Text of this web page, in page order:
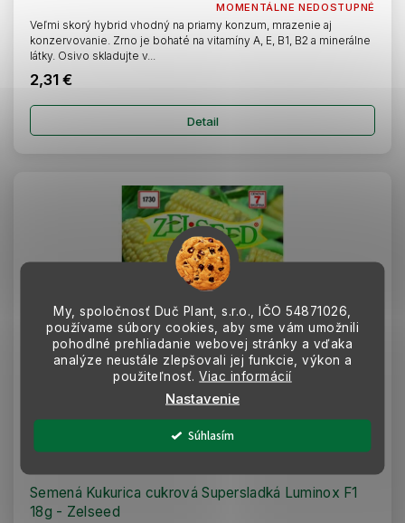
My, spoločnosť Duč Plant, s.r.o., IČO 54871026,
používame súbory cookies, aby sme vám umožnili
pohodlné prehliadanie webovej stránky a vďaka
analýze neustále zlepšovali jej funkcie, výkon a
použiteľnosť.Viac informácií
Nastavenie
Súhlasím
MOMENTÁLNE NEDOSTUPNÉ
2,31 €
Detail
Veľmi skorý hybrid vhodný na priamy konzum, mrazenie aj
konzervovanie. Zrno je bohaté na vitamíny A, E, B1, B2 a minerálne
látky. Osivo skladujte v...
Semená Kukurica cukrová Supersladká Luminox F1
18g - Zelseed